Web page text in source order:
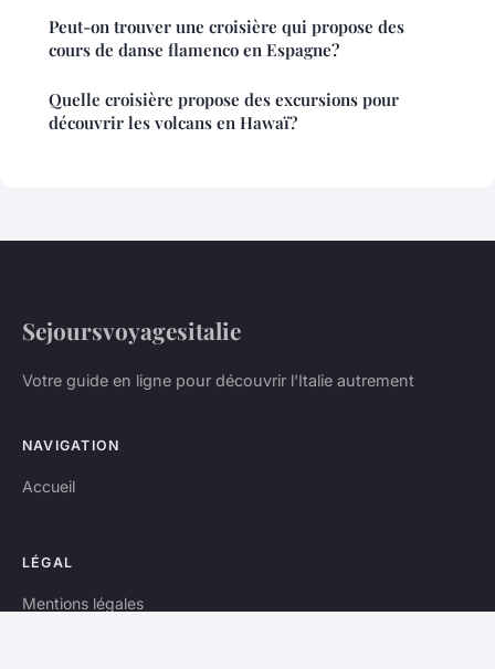
Peut-on trouver une croisière qui propose des
cours de danse flamenco en Espagne?
Quelle croisière propose des excursions pour
découvrir les volcans en Hawaï?
Sejoursvoyagesitalie
Votre guide en ligne pour découvrir l'Italie autrement
NAVIGATION
Accueil
LÉGAL
Mentions légales